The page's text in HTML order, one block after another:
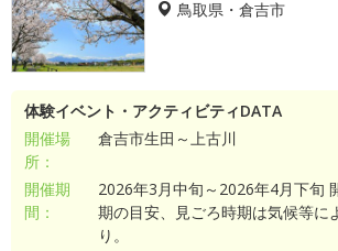
鳥取県・倉吉市
体験イベント・アクティビティDATA
開催場
所：
倉吉市生田～上古川
開催期
間：
2026年3月中旬～2026年4月下旬
期の目安、見ごろ時期は気候等に
り。